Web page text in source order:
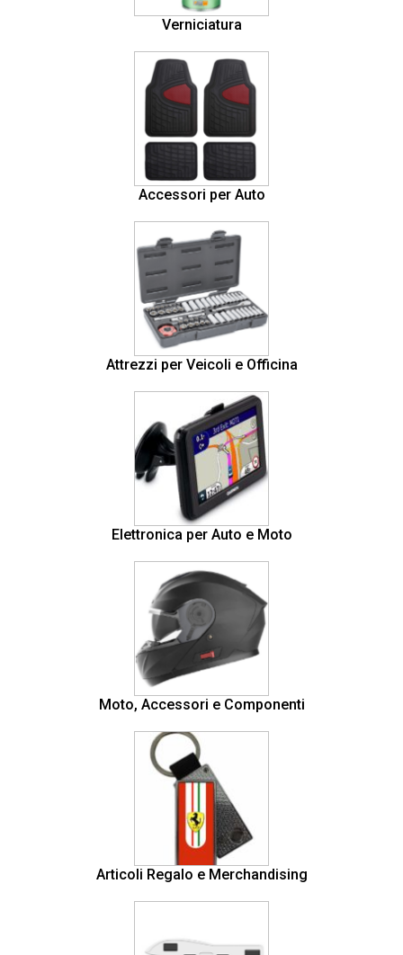
Verniciatura
Accessori per Auto
Attrezzi per Veicoli e Officina
Elettronica per Auto e Moto
Moto, Accessori e Componenti
Articoli Regalo e Merchandising